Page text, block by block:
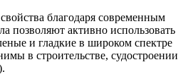
благодаря современным
позволяют активно использовать
и гладкие в широком спектре
в строительстве, судостроении